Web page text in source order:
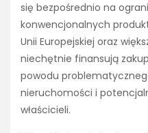
się bezpośrednio na
konwencjonalnych
Unii Europejskiej oraz
niechętnie finansują
powodu
nieruchomości i
właścicieli.